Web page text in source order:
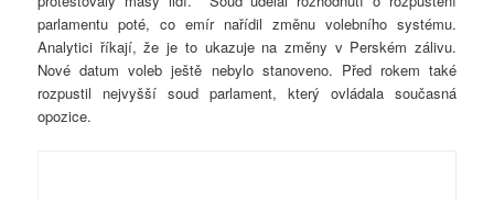
parlamentu poté, co emír nařídil změnu volebního systému.
Analytici říkají, že je to ukazuje na změny v Perském zálivu.
Nové datum voleb ještě nebylo stanoveno. Před rokem také
rozpustil nejvyšší soud parlament, který ovládala současná
opozice.